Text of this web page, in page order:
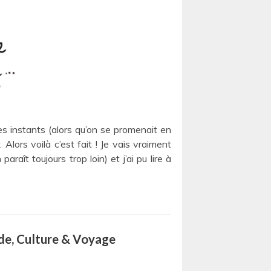
instants (alors qu’on se promenait en
voilà c’est fait ! Je vais vraiment
toujours trop loin) et j’ai pu lire à
Culture & Voyage